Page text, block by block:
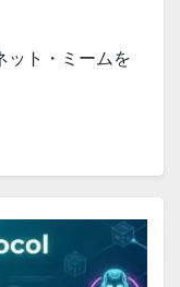
ット・ミームを